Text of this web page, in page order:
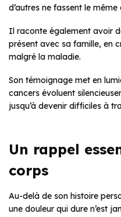
d’autres ne fassent le
Il raconte également avoir
présent avec sa famille, en
malgré la maladie.
Son témoignage met en
cancers évoluent
jusqu’à devenir difficiles à
Un rappel
corps
Au-delà de son histoire
une douleur qui dure n’est